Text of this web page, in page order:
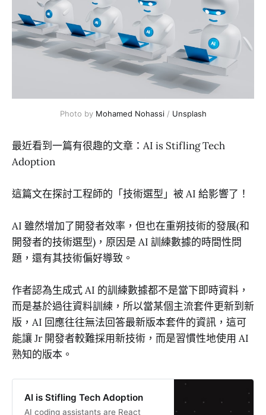
Photo by Mohamed Nohassi / Unsplash
最近看到一篇有很趣的文章：AI is Stifling Tech
Adoption
這篇文在探討工程師的「技術選型」被 AI 給影響了！
AI 雖然增加了開發者效率，但也在重朔技術的發展(和
開發者的技術選型)，原因是 AI 訓練數據的時間性問
題，還有其技術偏好導致。
作者認為生成式 AI 的訓練數據都不是當下即時資料，
而是基於過往資料訓練，所以當某個主流套件更新到新
版，AI 回應往往無法回答最新版本套件的資訊，這可
能讓 Jr 開發者較難採用新技術，而是習慣性地使用 AI
熟知的版本。
AI is Stifling Tech Adoption
AI coding assistants are React